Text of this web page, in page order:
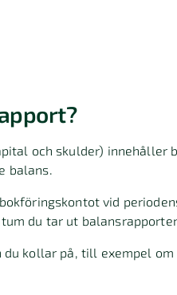
och skulder) innehåller
balans.
vid
du tar ut
kollar på, till exempel